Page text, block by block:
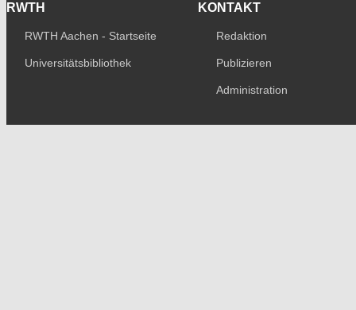
RWTH
RWTH Aachen - Startseite
Universitätsbibliothek
KONTAKT
Redaktion
Publizieren
Administration